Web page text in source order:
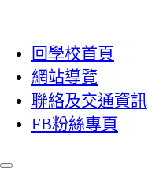
回學校首頁
網站導覽
聯絡及交通資訊
FB粉絲專頁